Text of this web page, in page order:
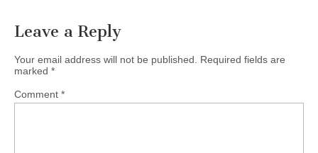
Leave a Reply
Your email address will not be published. Required fields are
marked *
Comment *